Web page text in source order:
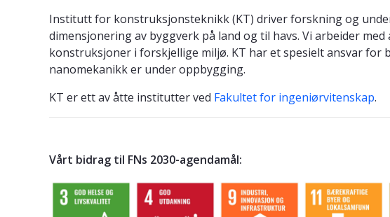
Institutt for konstruksjonsteknikk (KT) driver forskning og
dimensjonering av byggverk på land og til havs. Vi arbeider
konstruksjoner i forskjellige miljø. KT har et spesielt ansvar for
nanomekanikk er under oppbygging.
KT er ett av åtte institutter ved Fakultet for ingeniørvitenskap.
Vårt bidrag til FNs 2030-agendamål: